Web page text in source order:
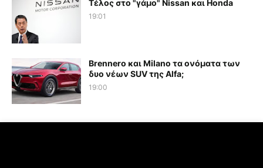
Τέλος στο "γάμο" Nissan και Honda
19:01
Brennero και Milano τα ονόματα των
δυο νέων SUV της Alfa;
19:00